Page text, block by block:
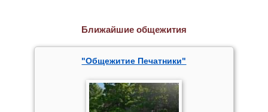
Ближайшие общежития
"Общежитие Печатники"